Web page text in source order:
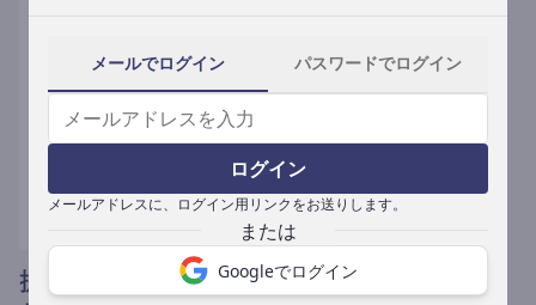
メールでログイン パスワードでログイン
ログイン
メールアドレスに、ログイン用リンクをお送りします。
Googleでログイン
提携媒体による記事買い取りで